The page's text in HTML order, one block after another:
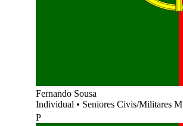
Fernando Sousa
Individual • Seniores Civis/Militares M
P